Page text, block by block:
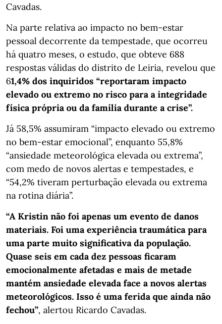
Cavadas.
Na parte relativa ao impacto no bem-estar
pessoal decorrente da tempestade, que ocorreu
há quatro meses, o estudo, que obteve 688
respostas válidas do distrito de Leiria, revelou que
61,4% dos inquiridos “reportaram impacto
elevado ou extremo no risco para a integridade
física própria ou da família durante a crise”.
Já 58,5% assumiram “impacto elevado ou extremo
no bem-estar emocional”, enquanto 55,8%
“ansiedade meteorológica elevada ou extrema”,
com medo de novos alertas e tempestades, e
“54,2% tiveram perturbação elevada ou extrema
na rotina diária”.
“A Kristin não foi apenas um evento de danos
materiais. Foi uma experiência traumática para
uma parte muito significativa da população.
Quase seis em cada dez pessoas ficaram
emocionalmente afetadas e mais de metade
mantém ansiedade elevada face a novos alertas
meteorológicos. Isso é uma ferida que ainda não
fechou”, alertou Ricardo Cavadas.